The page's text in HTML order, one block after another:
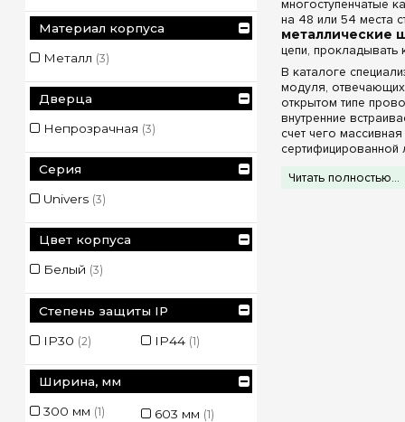
многоступенчатые
на 48 или 54 места
металлические
цепи, прокладывать
В каталоге
модуля, отвечающих
открытом типе
внутренние
счет чего
Читать полностью...
Материал корпуса
Металл (3)
Дверца
Непрозрачная (3)
Серия
Univers (3)
Цвет корпуса
Белый (3)
Степень защиты IP
IP30 (2) IP44 (1)
Ширина, мм
300 мм (1) 603 мм (1)